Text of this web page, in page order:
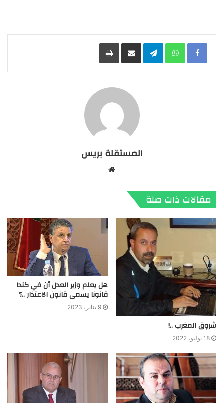
Facebook
WhatsApp
Telegramمشاركة عبر البريد طباعة
المستقلة بريس
مقالات ذات صلة
شروق المغرب ..!
18 يوليو، 2022
هل يعلم وزير العدل أن في كندا
قانونا يسمى قانون الاعتذار ..؟
9 يناير، 2023